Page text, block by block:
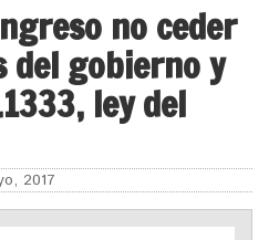
no ceder
del gobierno y
ley del
2017